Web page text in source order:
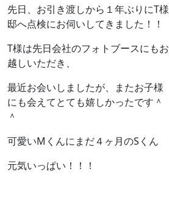
先日、お引き渡しから１年ぶりにT様
邸へ点検にお伺いしてきました！！
T様は先日会社のフォトブースにもお
越しいただき、
最近お会いしましたが、またお子様
にも会えてとても嬉しかったです＾
＾
可愛いMくんにまだ４ヶ月のSくん
元気いっぱい！！！